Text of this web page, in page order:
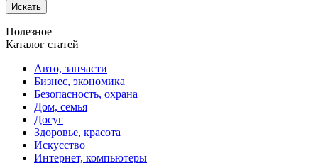
Искать
Полезное
Каталог статей
Авто, запчасти
Бизнес, экономика
Безопасность, охрана
Дом, семья
Досуг
Здоровье, красота
Искусство
Интернет, компьютеры